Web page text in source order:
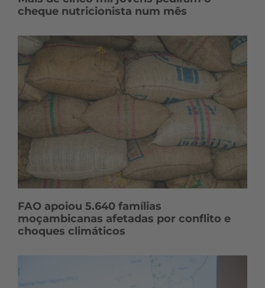
cheque nutricionista num mês
FAO apoiou 5.640 famílias
moçambicanas afetadas por conflito e
choques climáticos